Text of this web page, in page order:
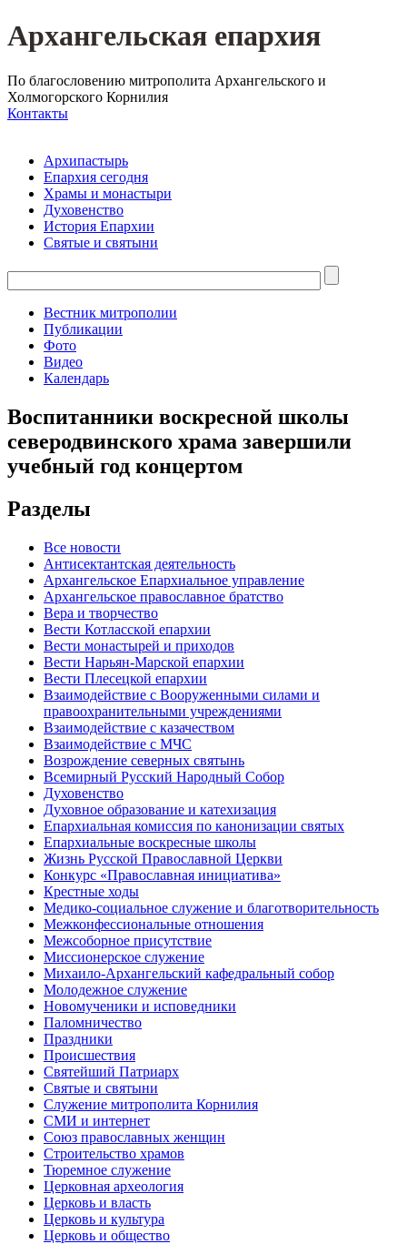
Архангельская епархия
По благословению митрополита Архангельского и
Холмогорского Корнилия
Контакты
Архипастырь
Епархия сегодня
Храмы и монастыри
Духовенство
История Епархии
Святые и святыни
Вестник митрополии
Публикации
Фото
Видео
Календарь
Воспитанники воскресной школы
северодвинского храма завершили
учебный год концертом
Разделы
Все новости
Антисектантская деятельность
Архангельское Епархиальное управление
Архангельское православное братство
Вера и творчество
Вести Котласской епархии
Вести монастырей и приходов
Вести Нарьян-Марской епархии
Вести Плесецкой епархии
Взаимодействие с Вооруженными силами и
правоохранительными учреждениями
Взаимодействие с казачеством
Взаимодействие с МЧС
Возрождение северных святынь
Всемирный Русский Народный Собор
Духовенство
Духовное образование и катехизация
Епархиальная комиссия по канонизации святых
Епархиальные воскресные школы
Жизнь Русской Православной Церкви
Конкурс «Православная инициатива»
Крестные ходы
Медико-социальное служение и благотворительность
Межконфессиональные отношения
Межсоборное присутствие
Миссионерское служение
Михаило-Архангельский кафедральный собор
Молодежное служение
Новомученики и исповедники
Паломничество
Праздники
Происшествия
Святейший Патриарх
Святые и святыни
Служение митрополита Корнилия
СМИ и интернет
Союз православных женщин
Строительство храмов
Тюремное служение
Церковная археология
Церковь и власть
Церковь и культура
Церковь и общество